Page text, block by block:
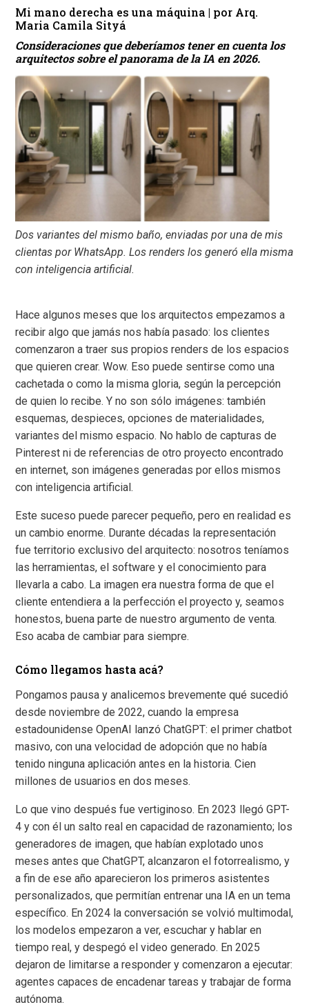
Mi mano derecha es una máquina | por Arq.
Maria Camila Sityá
Consideraciones que deberíamos tener en cuenta los
arquitectos sobre el panorama de la IA en 2026.
Dos variantes del mismo baño, enviadas por una de mis
clientas por WhatsApp. Los renders los generó ella misma
con inteligencia artificial.
Hace algunos meses que los arquitectos empezamos a
recibir algo que jamás nos había pasado: los clientes
comenzaron a traer sus propios renders de los espacios
que quieren crear. Wow. Eso puede sentirse como una
cachetada o como la misma gloria, según la percepción
de quien lo recibe. Y no son sólo imágenes: también
esquemas, despieces, opciones de materialidades,
variantes del mismo espacio. No hablo de capturas de
Pinterest ni de referencias de otro proyecto encontrado
en internet, son imágenes generadas por ellos mismos
con inteligencia artificial.
Este suceso puede parecer pequeño, pero en realidad es
un cambio enorme. Durante décadas la representación
fue territorio exclusivo del arquitecto: nosotros teníamos
las herramientas, el software y el conocimiento para
llevarla a cabo. La imagen era nuestra forma de que el
cliente entendiera a la perfección el proyecto y, seamos
honestos, buena parte de nuestro argumento de venta.
Eso acaba de cambiar para siempre.
Cómo llegamos hasta acá?
Pongamos pausa y analicemos brevemente qué sucedió
desde noviembre de 2022, cuando la empresa
estadounidense OpenAI lanzó ChatGPT: el primer chatbot
masivo, con una velocidad de adopción que no había
tenido ninguna aplicación antes en la historia. Cien
millones de usuarios en dos meses.
Lo que vino después fue vertiginoso. En 2023 llegó GPT-
4 y con él un salto real en capacidad de razonamiento; los
generadores de imagen, que habían explotado unos
meses antes que ChatGPT, alcanzaron el fotorrealismo, y
a fin de ese año aparecieron los primeros asistentes
personalizados, que permitían entrenar una IA en un tema
específico. En 2024 la conversación se volvió multimodal,
los modelos empezaron a ver, escuchar y hablar en
tiempo real, y despegó el video generado. En 2025
dejaron de limitarse a responder y comenzaron a ejecutar:
agentes capaces de encadenar tareas y trabajar de forma
autónoma.